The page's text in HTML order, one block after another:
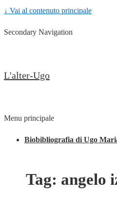
↓ Vai al contenuto principale
Secondary Navigation
L'alter-Ugo
Menu principale
Biobibliografia di Ugo
Tag: angelo